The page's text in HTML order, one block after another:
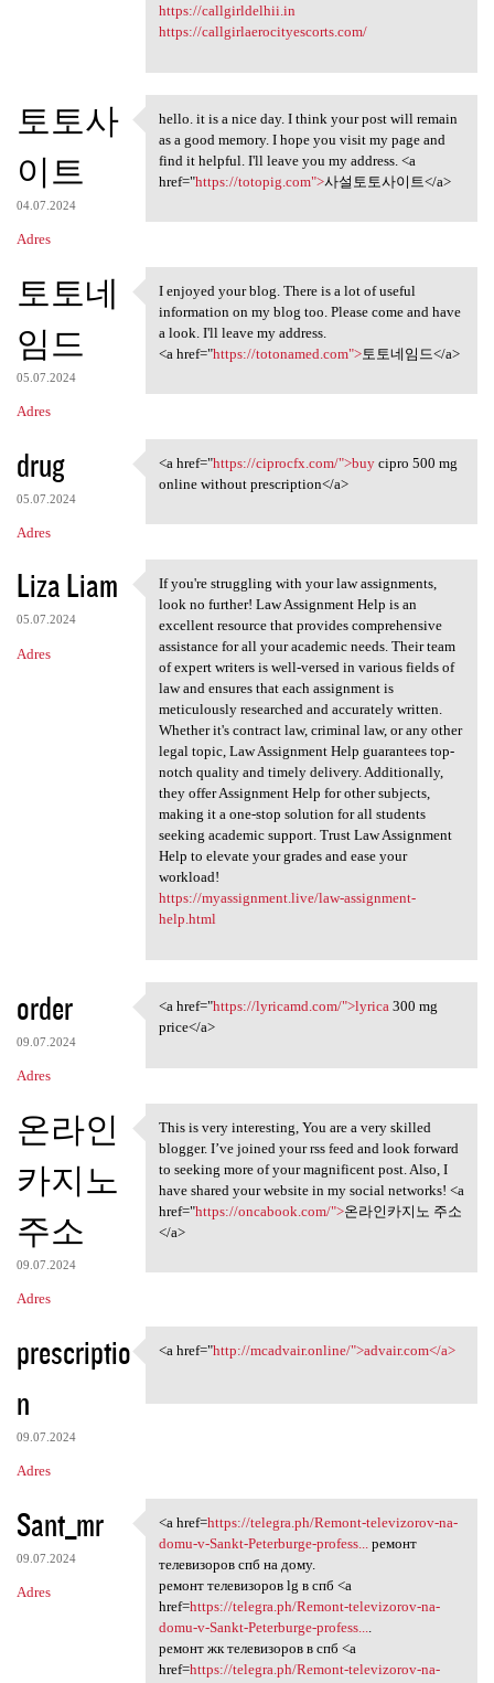
https://callgirldelhii.in
https://callgirlaerocityescorts.com/
토토사
이트
04.07.2024
Adres
hello. it is a nice day. I
hello. it is a nice day. I think your post will remain
as a good memory. I hope you visit my page and
find it helpful. I'll leave you my address. <a
href="https://totopig.com">사설토토사이트</a>
토토네
임드
05.07.2024
Adres
I enjoyed your blog. There is
I enjoyed your blog. There is a lot of useful
information on my blog too. Please come and have
a look. I'll leave my address.
<a href="https://totonamed.com">토토네임드</a>
drug
05.07.2024
Adres
<a href="https://ciprocfx.com
<a href="https://ciprocfx.com/">buycipro 500 mg
online without prescription</a>
Liza Liam
05.07.2024
Adres
If you're struggling with
If you're struggling with your law assignments,
look no further! Law Assignment Help is an
excellent resource that provides comprehensive
assistance for all your academic needs. Their team
of expert writers is well-versed in various fields of
law and ensures that each assignment is
meticulously researched and accurately written.
Whether it's contract law, criminal law, or any other
legal topic, Law Assignment Help guarantees top-
notch quality and timely delivery. Additionally,
they offer Assignment Help for other subjects,
making it a one-stop solution for all students
seeking academic support. Trust Law Assignment
Help to elevate your grades and ease your
workload!
https://myassignment.live/law-assignment-
help.html
order
09.07.2024
Adres
<a href="https://lyricamd.com
<a href="https://lyricamd.com/">lyrica 300 mg
price</a>
온라인
카지노
주소
09.07.2024
Adres
This is very interesting, You
This is very interesting, You are a very skilled
blogger. I’ve joined your rss feed and look forward
to seeking more of your magnificent post. Also, I
have shared your website in my social networks! <a
href="https://oncabook.com/">온라인카지노 주소
</a>
prescriptio
n
09.07.2024
Adres
<a href="http://mcadvair
<a href="http://mcadvair.online/">advair.com</a>
Sant_mr
09.07.2024
Adres
<a href=https://telegra.ph
<a href=https://telegra.ph/Remont-televizorov-na-
domu-v-Sankt-Peterburge-profess...
ремонт
телевизоров спб на дому.
ремонт телевизоров lg в спб <a
href=https://telegra.ph/Remont-televizorov-na-
domu-v-Sankt-Peterburge-profess...
ремонт жк телевизоров в спб <a
href=https://telegra.ph/Remont-televizorov-na-